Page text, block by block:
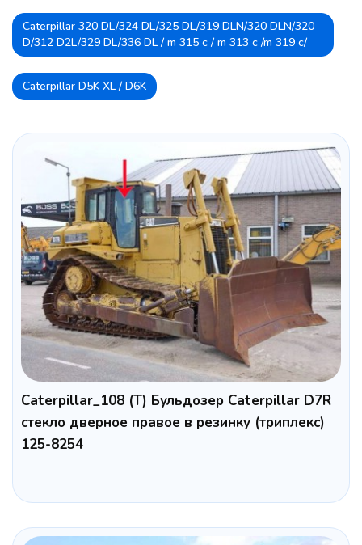
Caterpillar 320 DL/324 DL/325 DL/319 DLN/320 DLN/320
D/312 D2L/329 DL/336 DL / m 315 c / m 313 c /m 319 c/
Caterpillar D5K XL / D6K
Caterpillar_108 (Т) Бульдозер Caterpillar D7R
cтекло дверное правое в резинку (триплекс)
125-8254